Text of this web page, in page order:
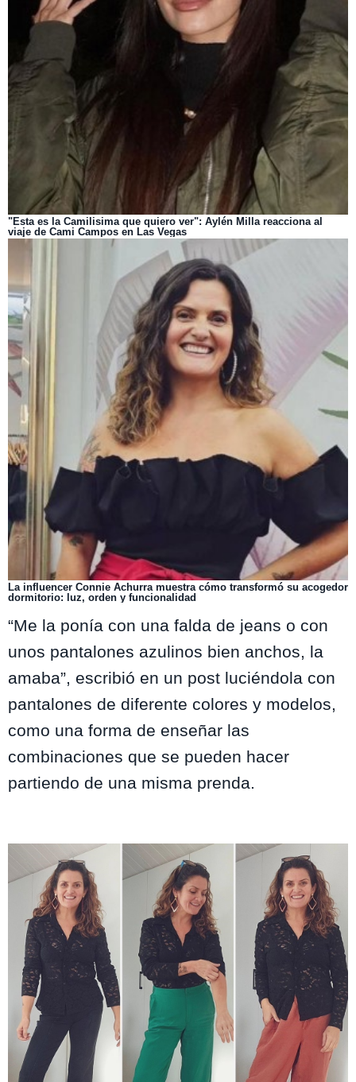
"Esta es la Camilisima que quiero ver": Aylén Milla reacciona al
viaje de Cami Campos en Las Vegas
La influencer Connie Achurra muestra cómo transformó su acogedor
dormitorio: luz, orden y funcionalidad
“Me la ponía con una falda de jeans o con
unos pantalones azulinos bien anchos, la
amaba”, escribió en un post luciéndola con
pantalones de diferente colores y modelos,
como una forma de enseñar las
combinaciones que se pueden hacer
partiendo de una misma prenda.